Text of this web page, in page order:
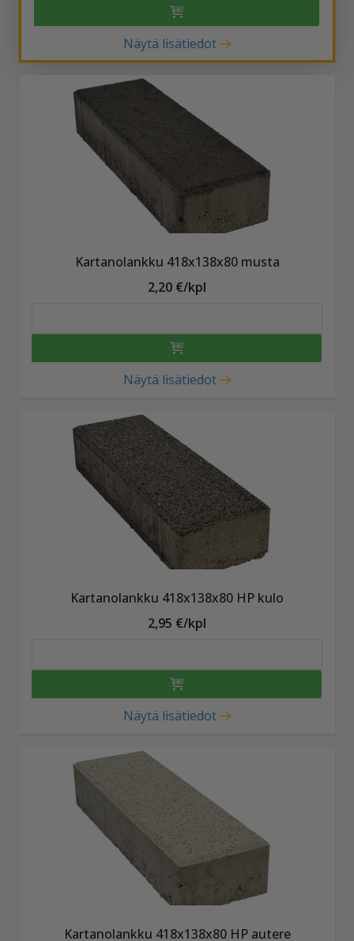
Näytä lisätiedot
Kartanolankku 418x138x80 musta
2,20 €/kpl
Näytä lisätiedot
Kartanolankku 418x138x80 HP kulo
2,95 €/kpl
Näytä lisätiedot
Kartanolankku 418x138x80 HP autere